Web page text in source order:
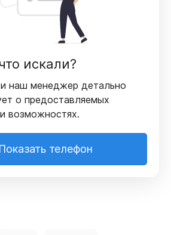
искали?
наш менеджер детально
о предоставляемых
возможностях.
Показать телефон